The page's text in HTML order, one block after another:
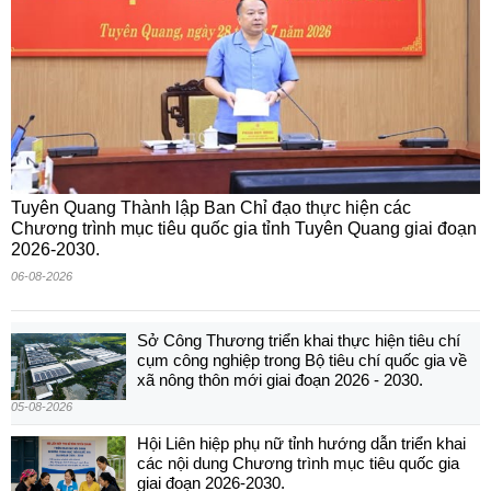
Tuyên Quang Thành lập Ban Chỉ đạo thực hiện các
Chương trình mục tiêu quốc gia tỉnh Tuyên Quang giai đoạn
2026-2030.
06-08-2026
Sở Công Thương triển khai thực hiện tiêu chí
cụm công nghiệp trong Bộ tiêu chí quốc gia về
xã nông thôn mới giai đoạn 2026 - 2030.
05-08-2026
Hội Liên hiệp phụ nữ tỉnh hướng dẫn triển khai
các nội dung Chương trình mục tiêu quốc gia
giai đoạn 2026-2030.